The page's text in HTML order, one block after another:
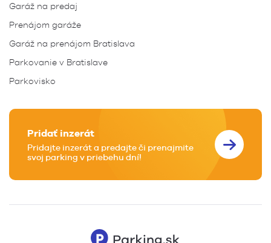
Garáž na predaj
Prenájom garáže
Garáž na prenájom Bratislava
Parkovanie v Bratislave
Parkovisko
Pridať inzerát
Pridajte inzerát a predajte či prenajmite
svoj parking v priebehu dní!